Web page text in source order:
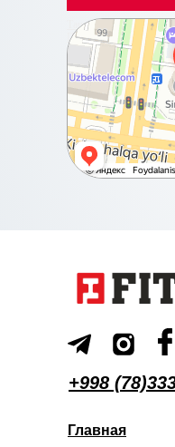
Ташкент
Проспект Амира
ближайшее метро
Главная
+998